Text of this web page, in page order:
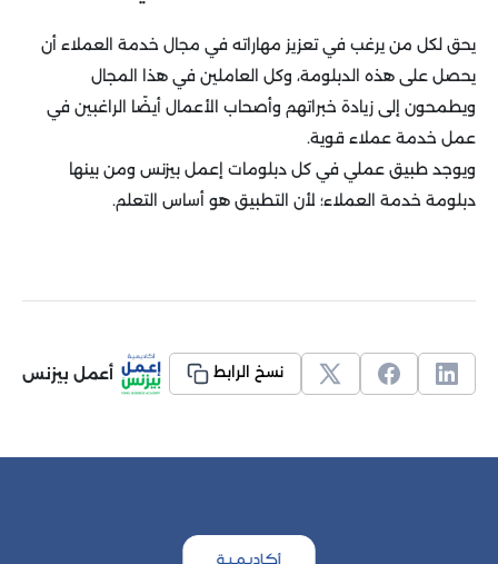
يحق لكل من يرغب في تعزيز مهاراته في مجال خدمة العملاء أن
يحصل على هذه الدبلومة، وكل العاملين في هذا المجال
ويطمحون إلى زيادة خبراتهم وأصحاب الأعمال أيضًا الراغبين في
عمل خدمة عملاء قوية.
ويوجد طبيق عملي في كل دبلومات إعمل بيزنس ومن بينها
دبلومة خدمة العملاء؛ لأن التطبيق هو أساس التعلم.
نسخ الرابط أعمل بيزنس